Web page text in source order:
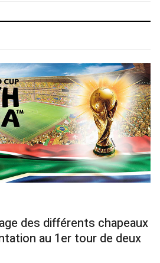
des différents chapeaux
au 1er tour de deux